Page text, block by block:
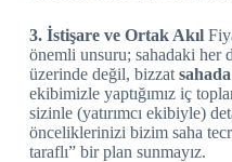
3. İstişare ve Ortak Akıl
önemli unsuru; sahadaki her
üzerinde değil, bizzat
ekibimizle yaptığımız iç
sizinle (yatırımcı ekibiyle)
önceliklerinizi bizim saha
taraflı” bir plan sunmayız.